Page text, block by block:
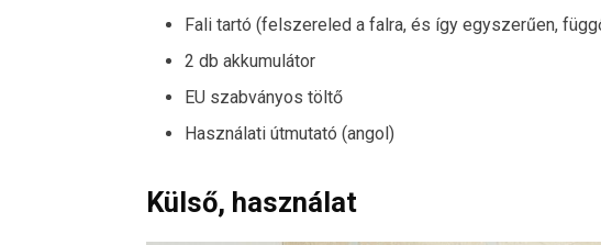
Fali tartó (felszereled a falra, és így egyszerűen,
2 db akkumulátor
EU szabványos töltő
Használati útmutató (angol)
Külső, használat